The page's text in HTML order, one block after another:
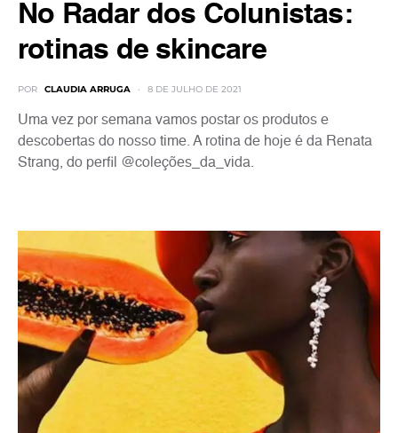
No Radar dos Colunistas:
rotinas de skincare
POR CLAUDIA ARRUGA 8 DE JULHO DE 2021
Uma vez por semana vamos postar os produtos e
descobertas do nosso time. A rotina de hoje é da Renata
Strang, do perfil @coleções_da_vida.